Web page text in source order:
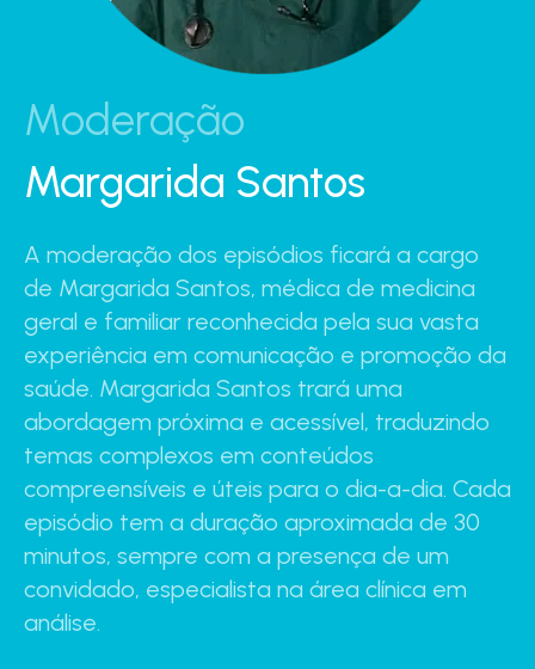
Moderação
Margarida Santos
A moderação dos episódios ficará a cargo
de Margarida Santos, médica de medicina
geral e familiar reconhecida pela sua vasta
experiência em comunicação e promoção da
saúde. Margarida Santos trará uma
abordagem próxima e acessível, traduzindo
temas complexos em conteúdos
compreensíveis e úteis para o dia-a-dia. Cada
episódio tem a duração aproximada de 30
minutos, sempre com a presença de um
convidado, especialista na área clínica em
análise.